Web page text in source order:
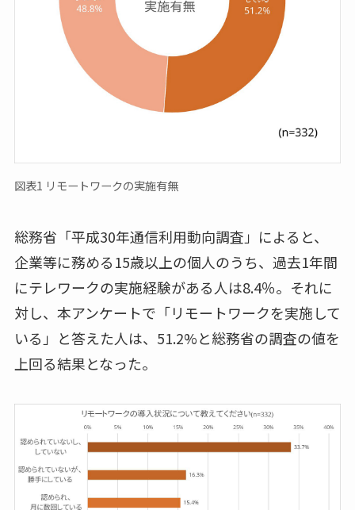
図表1 リモートワークの実施有無
総務省「平成30年通信利用動向調査」によると、
企業等に務める15歳以上の個人のうち、過去1年間
にテレワークの実施経験がある人は8.4％。それに
対し、本アンケートで「リモートワークを実施して
いる」と答えた人は、51.2%と総務省の調査の値を
上回る結果となった。